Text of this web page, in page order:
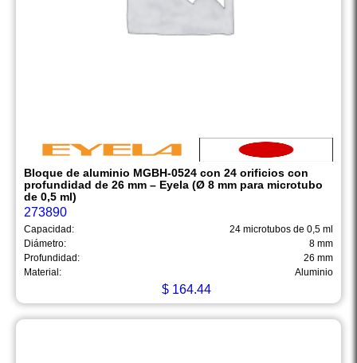
Bloque de aluminio MGBH-0524 con 24 orificios con
profundidad de 26 mm – Eyela (Ø 8 mm para microtubo
de 0,5 ml)
273890
Capacidad:
24 microtubos de 0,5 ml
Diámetro:
8 mm
Profundidad:
26 mm
Material:
Aluminio
$ 164.44